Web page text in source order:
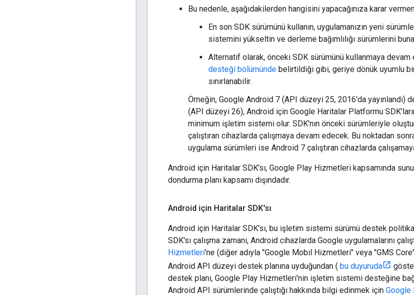
Bu nedenle, aşağıdakilerden hangisini yapacağınıza karar
En son SDK sürümünü kullanın, uygulamanızın yeni
sistemini yükseltin ve derleme bağımlılığı sürümlerini
Alternatif olarak, önceki SDK sürümünü kullanmaya
desteği bölümünde belirtildiği gibi, geriye dönük uyumlu
sınırlanabilir.
Örneğin, Google Android 7 (API düzeyi 25, 2016'da yayınlandı)
(API düzeyi 26), Android için Google Haritalar Platformu
minimum işletim sistemi olur. SDK'nın önceki sürümleriyle
çalıştıran cihazlarda çalışmaya devam edecek. Bu noktadan
uygulama sürümleri ise Android 7 çalıştıran cihazlarda
Android için Haritalar SDK'sı, Google Play Hizmetleri kapsamında
dondurma planı kapsamı dışındadır.
Android için Haritalar SDK'sı
Android için Haritalar SDK'sı, bu işletim sistemi sürümü destek
SDK'sı çalışma zamanı, Android cihazlarda Google uygulamalarını
Hizmetleri'ne (diğer adıyla "Google Mobil Hizmetleri" veya "GMS
Android API düzeyi destek planına uyduğundan ( bu duyuruda
destek planı, Google Play Hizmetleri'nin işletim sistemi desteğine
Android API sürümlerinde çalıştığı hakkında bilgi edinmek için Google